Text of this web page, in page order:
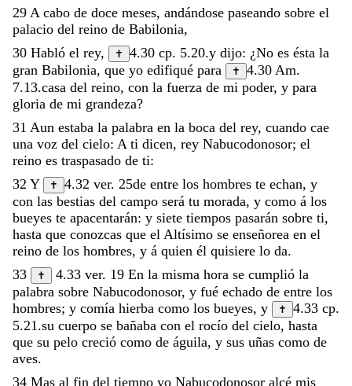
29 A cabo de doce meses, andándose paseando sobre el
palacio del reino de Babilonia,
30 Habló el rey, ✝ 4.30 cp. 5.20.y dijo: ¿No es ésta la
gran Babilonia, que yo edifiqué para ✝ 4.30 Am.
7.13.casa del reino, con la fuerza de mi poder, y para
gloria de mi grandeza?
31 Aun estaba la palabra en la boca del rey, cuando cae
una voz del cielo: A ti dicen, rey Nabucodonosor; el
reino es traspasado de ti:
32 Y ✝ 4.32 ver. 25de entre los hombres te echan, y
con las bestias del campo será tu morada, y como á los
bueyes te apacentarán: y siete tiempos pasarán sobre ti,
hasta que conozcas que el Altísimo se enseñorea en el
reino de los hombres, y á quien él quisiere lo da.
33
✝ 4.33 ver. 19 En la misma hora se cumplió la
palabra sobre Nabucodonosor, y fué echado de entre los
hombres; y comía hierba como los bueyes, y ✝ 4.33 cp.
5.21.su cuerpo se bañaba con el rocío del cielo, hasta
que su pelo creció como de águila, y sus uñas como de
aves.
34 Mas al fin del tiempo yo Nabucodonosor alcé mis